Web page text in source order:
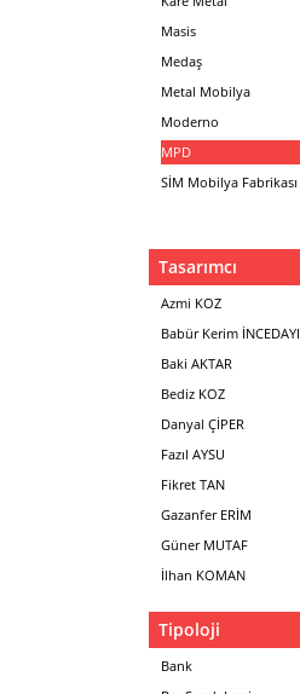
Masis
Medaş
Metal Mobilya
Moderno
MPD
SİM Mobilya Fabrikası
Tasarımcı
Azmi KOZ
Babür Kerim İNCEDAYI
Baki AKTAR
Bediz KOZ
Danyal ÇİPER
Fazıl AYSU
Fikret TAN
Gazanfer ERİM
Güner MUTAF
İlhan KOMAN
Metin Atabey ATA
Minas BOYACIYAN
Tipoloji
Bank